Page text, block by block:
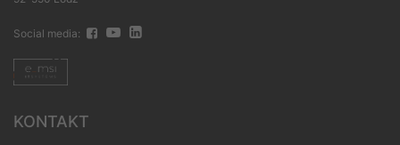
Social media:
KONTAKT